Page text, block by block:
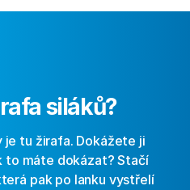
siláků?
je tu žirafa. Dokážete ji
máte dokázat? Stačí
pak po lanku vystřelí